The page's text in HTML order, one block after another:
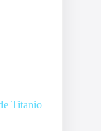
Titanio